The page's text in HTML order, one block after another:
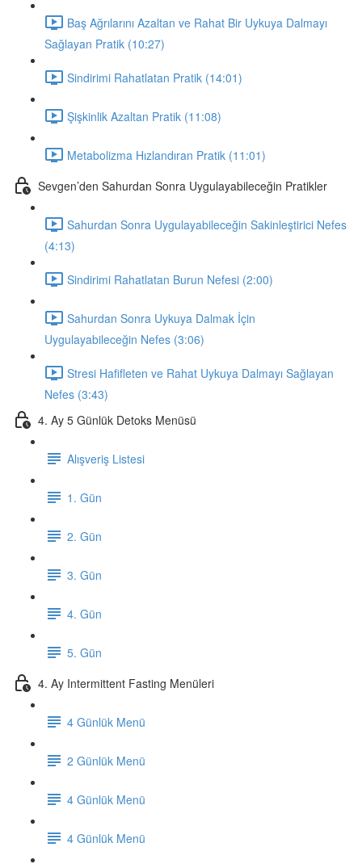
Baş Ağrılarını Azaltan ve Rahat Bir Uykuya Dalmayı
Sağlayan Pratik (10:27)
Sindirimi Rahatlatan Pratik (14:01)
Şişkinlik Azaltan Pratik (11:08)
Metabolizma Hızlandıran Pratik (11:01)
Sevgen’den Sahurdan Sonra Uygulayabileceğin Pratikler
Sahurdan Sonra Uygulayabileceğin Sakinleştirici Nefes
(4:13)
Sindirimi Rahatlatan Burun Nefesi (2:00)
Sahurdan Sonra Uykuya Dalmak İçin
Uygulayabileceğin Nefes (3:06)
Stresi Hafifleten ve Rahat Uykuya Dalmayı Sağlayan
Nefes (3:43)
4. Ay 5 Günlük Detoks Menüsü
Alışveriş Listesi
1. Gün
2. Gün
3. Gün
4. Gün
5. Gün
4. Ay Intermittent Fasting Menüleri
4 Günlük Menü
2 Günlük Menü
4 Günlük Menü
4 Günlük Menü